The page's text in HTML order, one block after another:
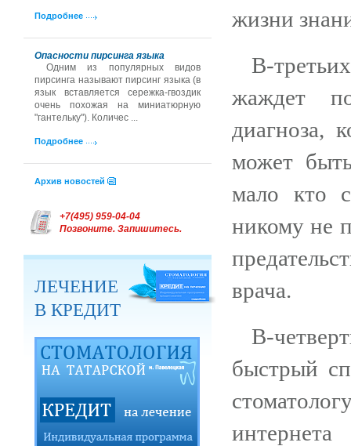
Подробнее
Опасности пирсинга языка
Одним из популярных видов
пирсинга называют пирсинг языка (в
язык вставляется сережка-гвоздик
очень похожая на миниатюрную
"гантельку"). Количес ...
Подробнее
Архив новостей
+7(495) 959-04-04
Позвоните. Запишитесь.
ЛЕЧЕНИЕ
В КРЕДИТ
жизни
В-
жаждет
диагноза,
может
мало кто
никому не
врача.
В-
быстрый